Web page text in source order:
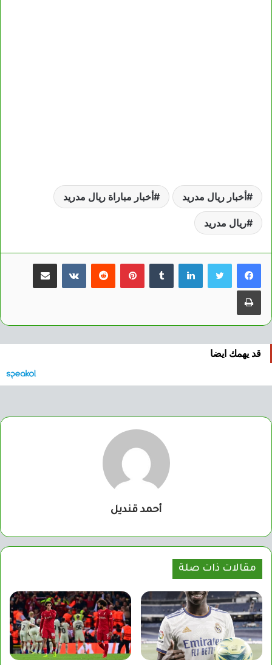
أخبار ريال مدريد أخبار مباراة ريال مدريد
ريال مدريد
لينكدإن بينتيريست مشاركة عبر البريد
طباعة
قد يهمك ايضا
أحمد قنديل
مقالات ذات صلة